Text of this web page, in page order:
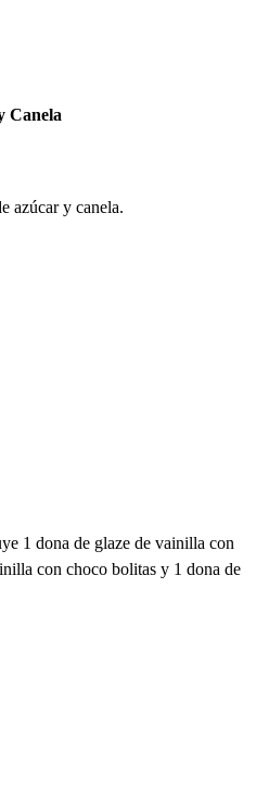
Canela
azúcar y canela.
1 dona de glaze de vainilla con
con choco bolitas y 1 dona de